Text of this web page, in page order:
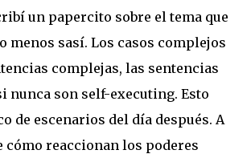
un papercito sobre el tema que
menos sasí. Los casos complejos
complejas, las sentencias
nunca son self-executing. Esto
de escenarios del día después. A
cómo reaccionan los poderes